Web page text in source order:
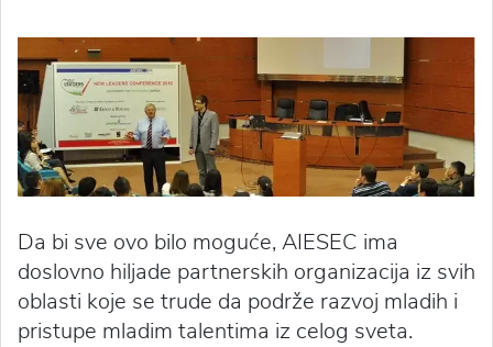
Da bi sve ovo bilo moguće, AIESEC ima
doslovno hiljade partnerskih organizacija iz svih
oblasti koje se trude da podrže razvoj mladih i
pristupe mladim talentima iz celog sveta.